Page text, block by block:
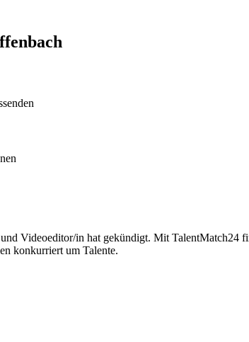
Videoeditor/in hat gekündigt. Mit TalentMatch24
konkurriert um Talente.